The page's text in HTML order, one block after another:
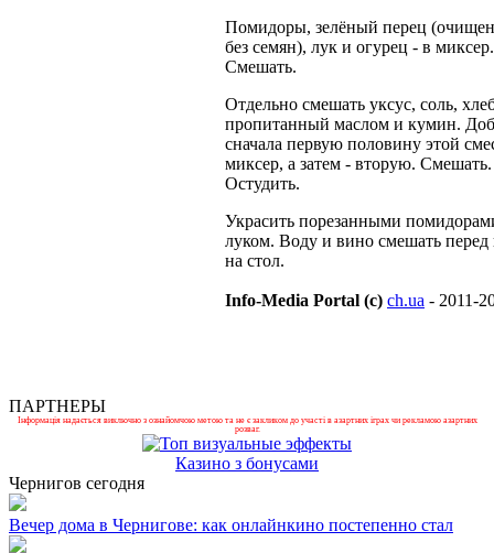
Помидоры, зелёный перец
без семян), лук и огурец - в миксер.
Смешать.
Отдельно смешать уксус, соль,
пропитанный маслом и кумин.
сначала первую половину этой
миксер, а затем - вторую. Смешать.
Остудить.
Украсить порезанными
луком. Воду и вино смешать перед
на стол.
Info-Media Portal (c) ch.ua - 2011-
ПАРТНЕРЫ
Інформація надається виключно з ознайомчою метою та не є закликом до участі в азартних іграх чи рекламою азартних
розваг.
Казино з бонусами
Чернигов сегодня
Вечер дома в Чернигове: как онлайнкино постепенно стал